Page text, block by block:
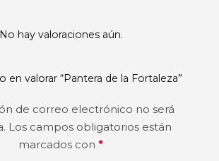
No hay valoraciones aún.
en valorar “Pantera de la Fortaleza”
de correo electrónico no será
Los campos obligatorios están
marcados con *